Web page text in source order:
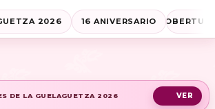
2026 16 ANIVERSARIO
DE LA GUELAGUETZA 2026